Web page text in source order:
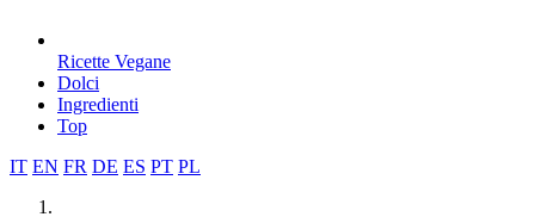
Ricette Vegane
Dolci
Ingredienti
Top
IT EN FR DE ES PT PL